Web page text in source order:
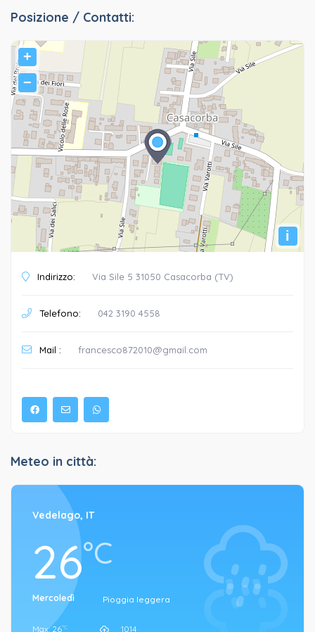
Posizione / Contatti:
+
−
i
Indirizzo: Via Sile 5 31050 Casacorba (TV)
Telefono: 042 3190 4558
Mail : francesco872010@gmail.com
Meteo in città:
Vedelago, IT
26°C
Pioggia leggera
Mercoledì
Max: 26°C 1014